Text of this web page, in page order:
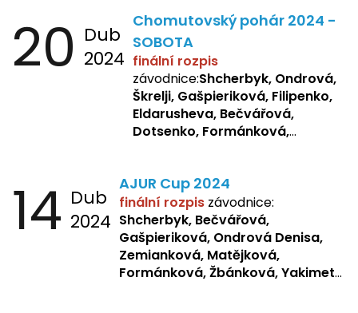
20 Dub
2024
Chomutovský pohár 2024 -
SOBOTA
finální rozpis
závodnice:Shcherbyk, Ondrová,
Škrelji, Gašpieriková, Filipenko,
Eldarusheva, Bečvářová,
Dotsenko, Formánková,
Žbánková, Sochorová
14 Dub
2024
AJUR Cup 2024
finální rozpis závodnice:
Shcherbyk, Bečvářová,
Gašpieriková, Ondrová Denisa,
Zemianková, Matějková,
Formánková, Žbánková, Yakimets,